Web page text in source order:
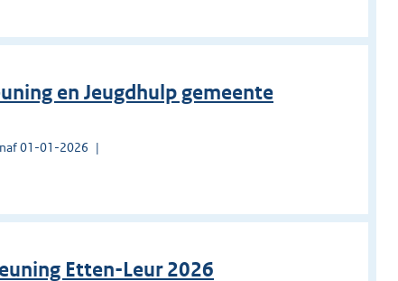
en Jeugdhulp gemeente
01-01-2026
Etten-Leur 2026